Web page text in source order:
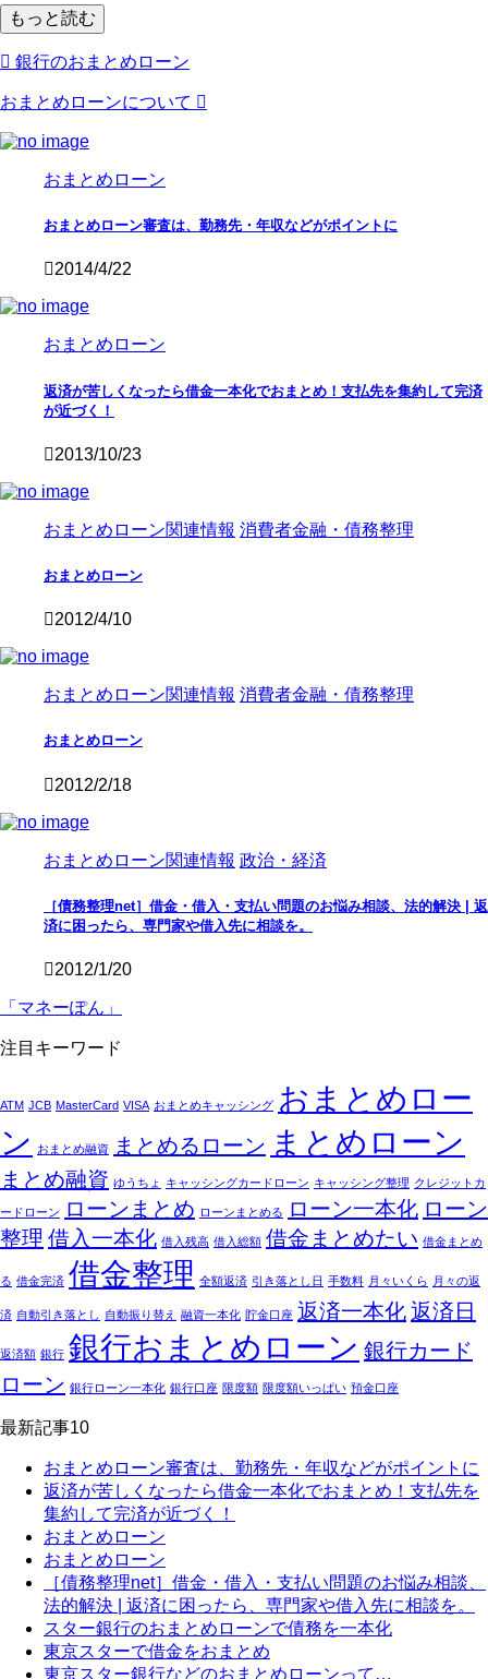
もっと読む
銀行のおまとめローン
おまとめローンについて
おまとめローン
おまとめローン審査は、勤務先・年収などがポイントに
2014/4/22
おまとめローン
返済が苦しくなったら借金一本化でおまとめ！支払先を集約して完済
が近づく！
2013/10/23
おまとめローン関連情報 消費者金融・債務整理
おまとめローン
2012/4/10
おまとめローン関連情報 消費者金融・債務整理
おまとめローン
2012/2/18
おまとめローン関連情報 政治・経済
［債務整理net］借金・借入・支払い問題のお悩み相談、法的解決 | 返
済に困ったら、専門家や借入先に相談を。
2012/1/20
「マネーぽん」
注目キーワード
ATM JCB MasterCard VISA おまとめキャッシング おまとめロー
ン
おまとめ融資 まとめるローン まとめローン
まとめ融資 ゆうちょ キャッシングカードローン キャッシング整理 クレジットカ
ードローン ローンまとめ ローンまとめる ローン一本化 ローン
整理 借入一本化 借入残高 借入総額 借金まとめたい 借金まとめ
る 借金完済 借金整理 全額返済 引き落とし日 手数料 月々いくら 月々の返
済 自動引き落とし 自動振り替え 融資一本化 貯金口座 返済一本化返済日
返済額 銀行 銀行おまとめローン 銀行カード
ローン 銀行ローン一本化 銀行口座 限度額 限度額いっぱい 預金口座
最新記事10
おまとめローン審査は、勤務先・年収などがポイントに
返済が苦しくなったら借金一本化でおまとめ！支払先を
集約して完済が近づく！
おまとめローン
おまとめローン
［債務整理net］借金・借入・支払い問題のお悩み相談、
法的解決 | 返済に困ったら、専門家や借入先に相談を。
スター銀行のおまとめローンで債務を一本化
東京スターで借金をおまとめ
東京スター銀行などのおまとめローンって…